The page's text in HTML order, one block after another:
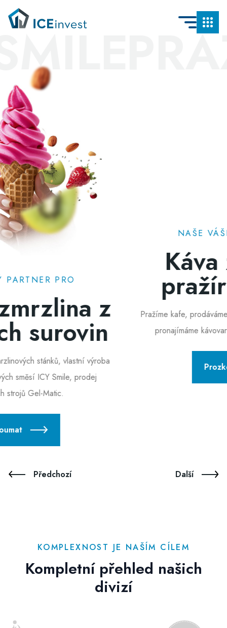
NAŠE VÁŠEŇ PLNÁ CHUTÍ
Káva z vlastní
pražírny Ignác
Pražíme kafe, prodáváme kafe, pijeme kafe! Prodáváme a
pronajímáme kávovary La Marzocco a San Remo.
Prozkoumat
Předchozí Další
Kompletní přehled našich
divizí
KOMPLEXNOST JE NAŠÍM CÍLEM